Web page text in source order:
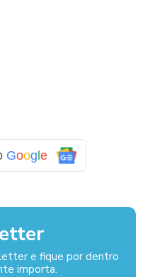
Goog e
e fique por dentro
importa.